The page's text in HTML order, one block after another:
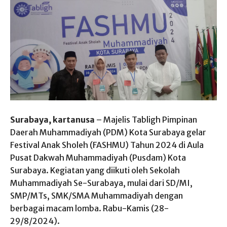
Surabaya, kartanusa – Majelis Tabligh Pimpinan
Daerah Muhammadiyah (PDM) Kota Surabaya gelar
Festival Anak Sholeh (FASHMU) Tahun 2024 di Aula
Pusat Dakwah Muhammadiyah (Pusdam) Kota
Surabaya. Kegiatan yang diikuti oleh Sekolah
Muhammadiyah Se-Surabaya, mulai dari SD/MI,
SMP/MTs, SMK/SMA Muhammadiyah dengan
berbagai macam lomba. Rabu-Kamis (28-
29/8/2024).